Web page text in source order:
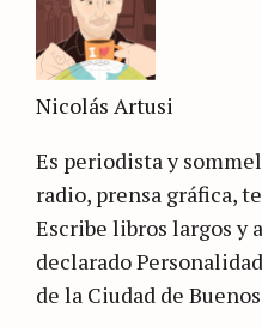
Nicolás Artusi
Es periodista y
radio, prensa gráfica,
Escribe libros largos y
declarado
de la Ciudad de